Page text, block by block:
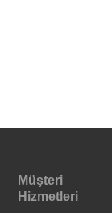
Müşteri
Hizmetleri